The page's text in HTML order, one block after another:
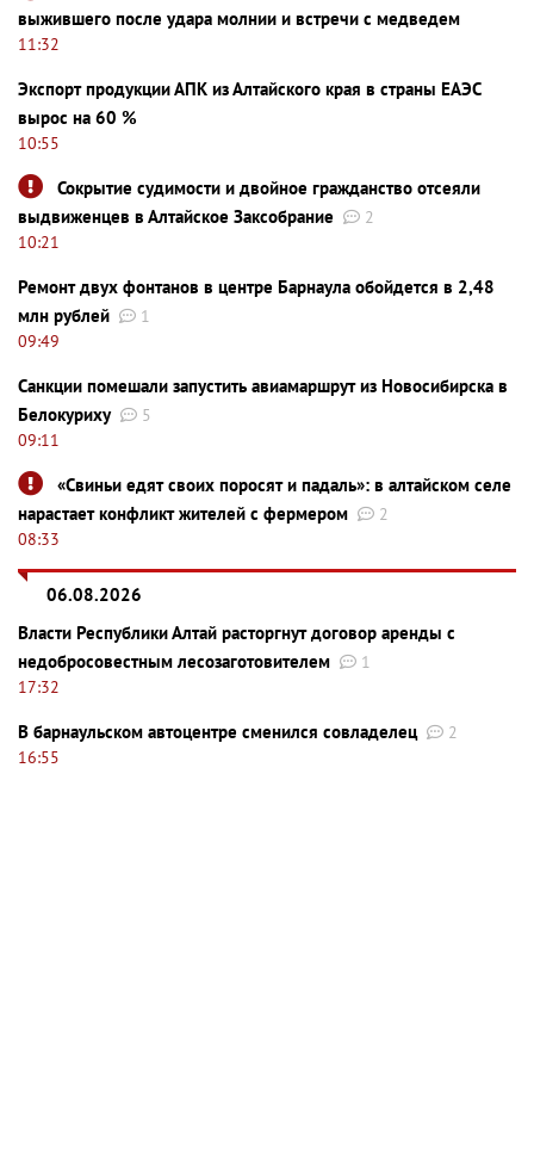
выжившего после удара молнии и встречи с медведем
11:32
Экспорт продукции АПК из Алтайского края в страны ЕАЭС
вырос на 60 %
10:55
Сокрытие судимости и двойное гражданство отсеяли
выдвиженцев в Алтайское Заксобрание
2
10:21
Ремонт двух фонтанов в центре Барнаула обойдется в 2,48
млн рублей
1
09:49
Санкции помешали запустить авиамаршрут из Новосибирска в
Белокуриху
5
09:11
«Свиньи едят своих поросят и падаль»: в алтайском селе
нарастает конфликт жителей с фермером
2
08:33
06.08.2026
Власти Республики Алтай расторгнут договор аренды с
недобросовестным лесозаготовителем
1
17:32
В барнаульском автоцентре сменился совладелец
2
16:55